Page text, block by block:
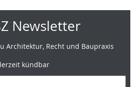
Newsletter
Architektur, Recht und Baupraxis
kündbar